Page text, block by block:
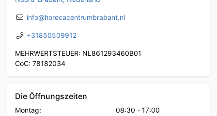
info@horecacentrumbrabant.nl
+31850509912
MEHRWERTSTEUER: NL861293460B01
CoC: 78182034
Die Öffnungszeiten
Montag: 08:30 - 17:00